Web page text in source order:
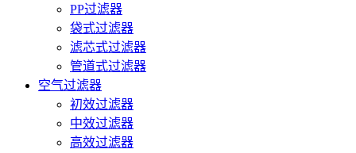
PP过滤器
袋式过滤器
滤芯式过滤器
管道式过滤器
空气过滤器
初效过滤器
中效过滤器
高效过滤器